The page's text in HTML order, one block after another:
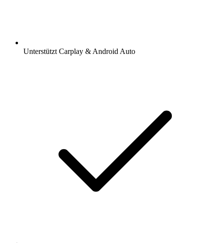
Unterstützt Carplay & Android Auto